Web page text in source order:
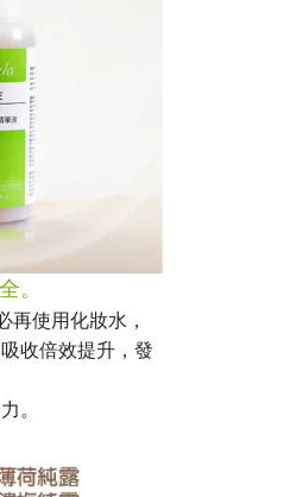
。
再使用化妝水，
收倍效提升，發
。